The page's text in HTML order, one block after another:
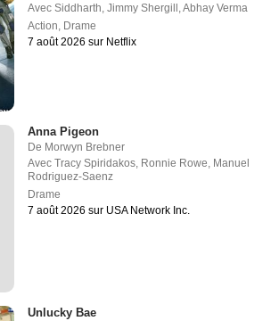
AvecSiddharth ,Jimmy Shergill ,Abhay Verma
Action Drame
7 août 2026 sur Netflix
Anna Pigeon
De Morwyn Brebner
AvecTracy Spiridakos, Ronnie Rowe, Manuel
Rodriguez-Saenz
Drame
7 août 2026 sur USA Network Inc.
Unlucky Bae